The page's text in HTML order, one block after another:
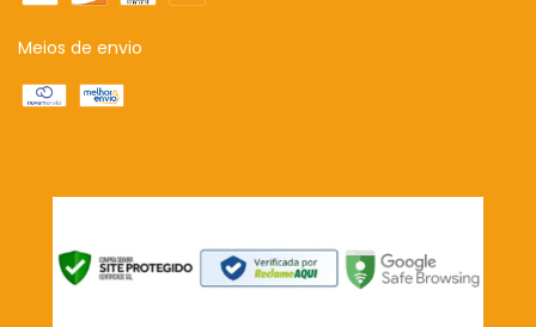
Meios de envio